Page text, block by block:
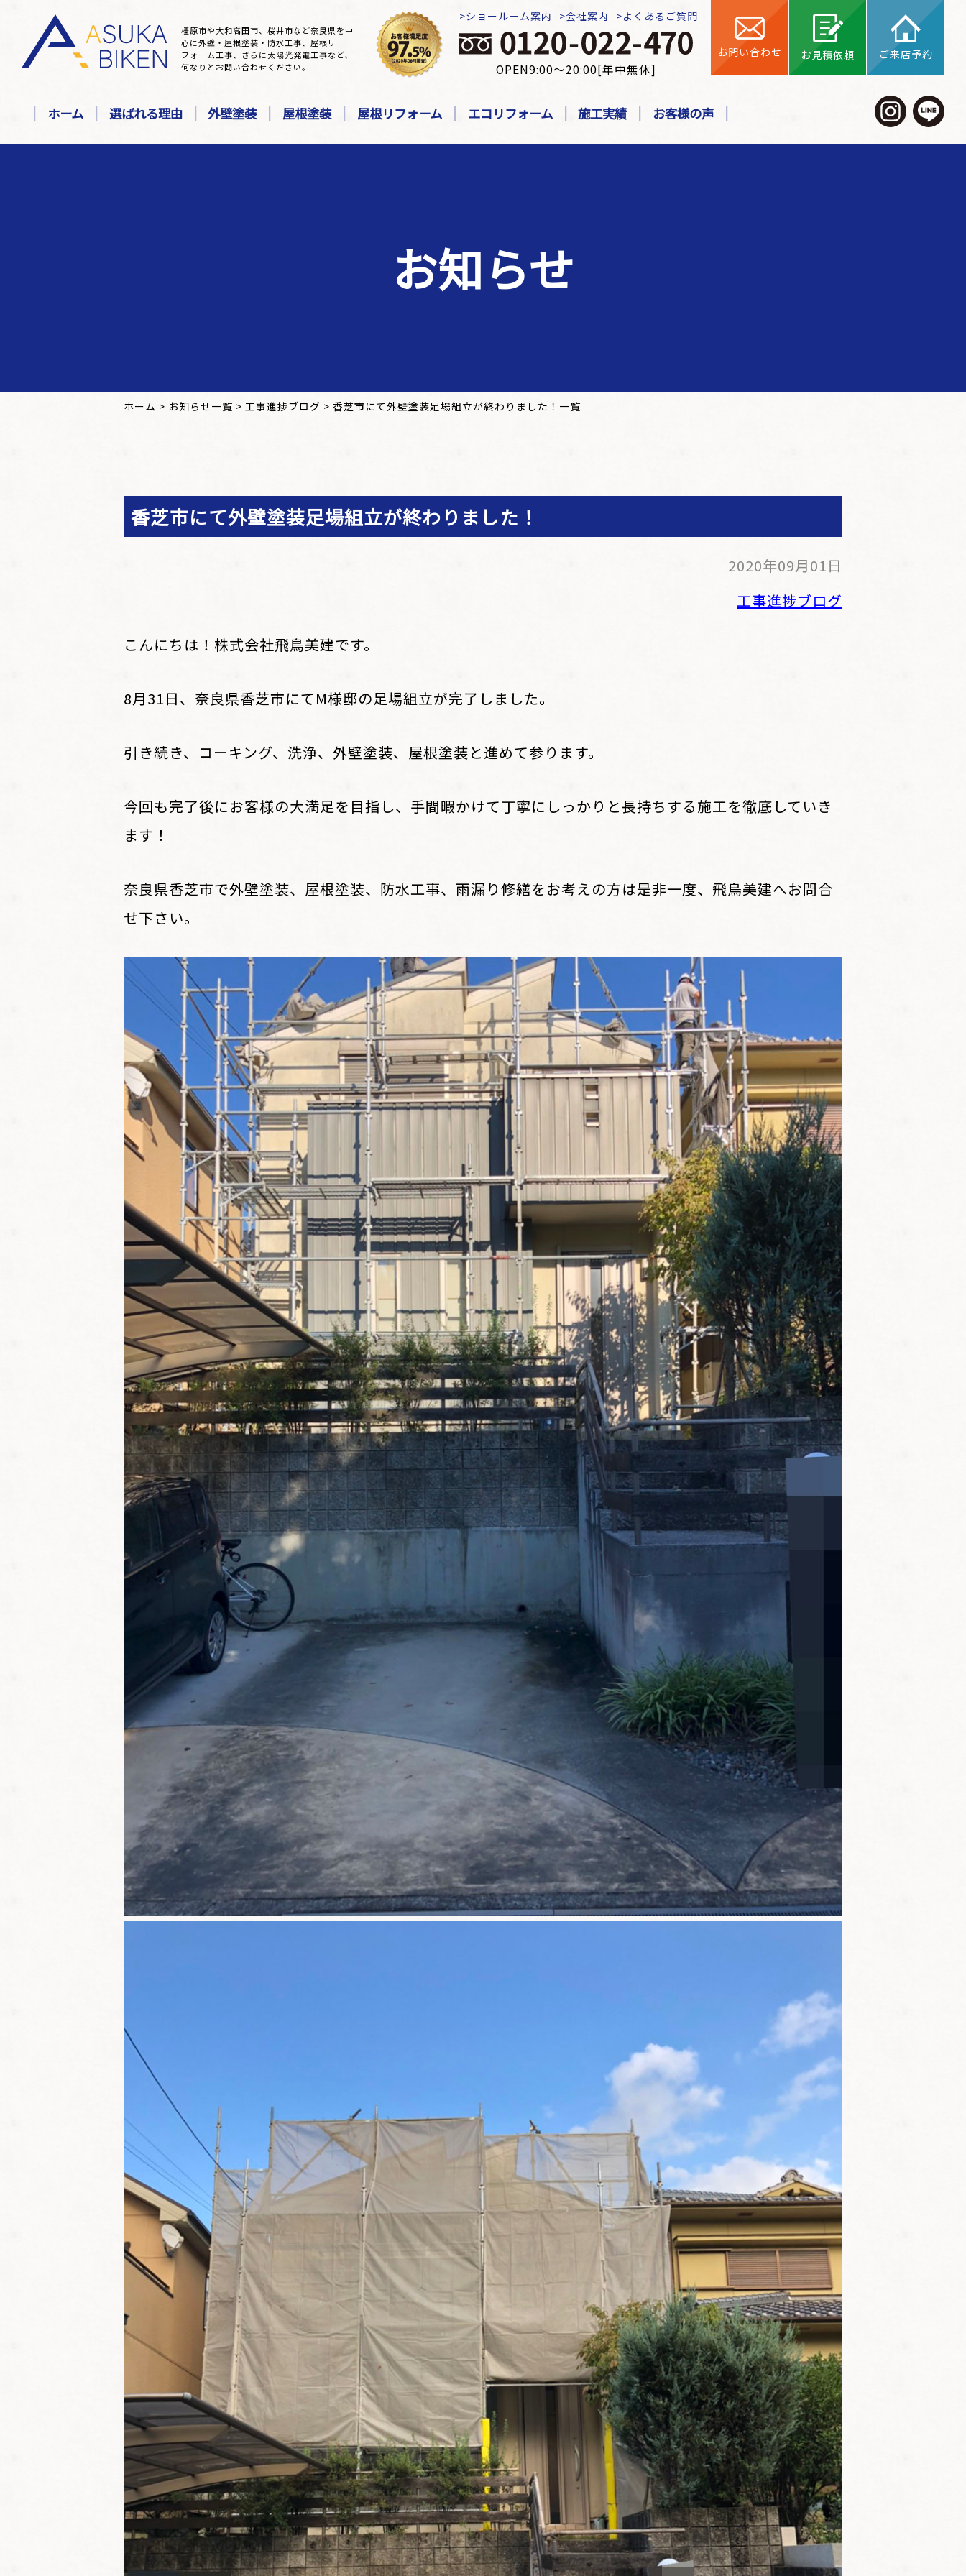
橿原市や大和高田市、桜井市など奈良県を中
心に外壁・屋根塗装・防水工事、屋根リ
フォーム工事、さらに太陽光発電工事など、
何なりとお問い合わせください。
ショールーム案内 会社案内 よくあるご質問
OPEN9:00～20:00[年中無休]
お問い合わせ お見積依頼 ご来店予約
ホーム 選ばれる理由 外壁塗装 屋根塗装 屋根リフォーム エコリフォーム 施工実績 お客様の声
お知らせ
ホーム > お知らせ一覧 > 工事進捗ブログ > 香芝市にて外壁塗装足場組立が終わりました！一覧
香芝市にて外壁塗装足場組立が終わりました！
2020年09月01日
工事進捗ブログ
こんにちは！株式会社飛鳥美建です。
8月31日、奈良県香芝市にてM様邸の足場組立が完了しました。
引き続き、コーキング、洗浄、外壁塗装、屋根塗装と進めて参ります。
今回も完了後にお客様の大満足を目指し、手間暇かけて丁寧にしっかりと長持ちする施工を徹底していき
ます！
奈良県香芝市で外壁塗装、屋根塗装、防水工事、雨漏り修繕をお考えの方は是非一度、飛鳥美建へお問合
せ下さい。